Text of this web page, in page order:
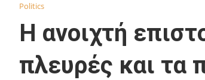
Politics
Η ανοιχτή
πλευρές και τα